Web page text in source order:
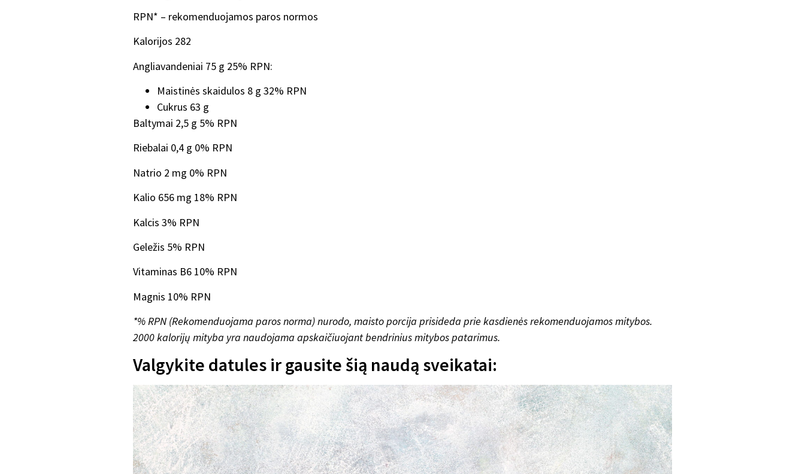
RPN* – rekomenduojamos paros normos
Kalorijos 282
Angliavandeniai 75 g 25% RPN:
Maistinės skaidulos 8 g 32% RPN
Cukrus 63 g
Baltymai 2,5 g 5% RPN
Riebalai 0,4 g 0% RPN
Natrio 2 mg 0% RPN
Kalio 656 mg 18% RPN
Kalcis 3% RPN
Geležis 5% RPN
Vitaminas B6 10% RPN
Magnis 10% RPN
*% RPN (Rekomenduojama paros norma) nurodo, maisto porcija prisideda prie kasdienės rekomenduojamos mitybos.
2000 kalorijų mityba yra naudojama apskaičiuojant bendrinius mitybos patarimus.
Valgykite datules ir gausite šią naudą sveikatai: